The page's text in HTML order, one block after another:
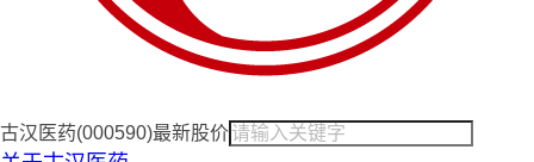
古汉医药(000590)最新股价